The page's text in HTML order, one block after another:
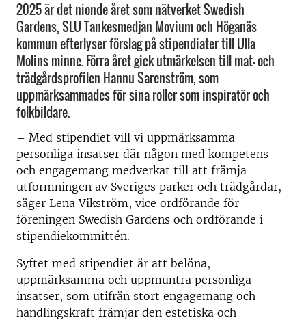
2025 är det nionde året som nätverket Swedish
Gardens, SLU Tankesmedjan Movium och Höganäs
kommun efterlyser förslag på stipendiater till Ulla
Molins minne. Förra året gick utmärkelsen till mat- och
trädgårdsprofilen Hannu Sarenström, som
uppmärksammades för sina roller som inspiratör och
folkbildare.
– Med stipendiet vill vi uppmärksamma
personliga insatser där någon med kompetens
och engagemang medverkat till att främja
utformningen av Sveriges parker och trädgårdar,
säger Lena Vikström, vice ordförande för
föreningen Swedish Gardens och ordförande i
stipendiekommittén.
Syftet med stipendiet är att belöna,
uppmärksamma och uppmuntra personliga
insatser, som utifrån stort engagemang och
handlingskraft främjar den estetiska och